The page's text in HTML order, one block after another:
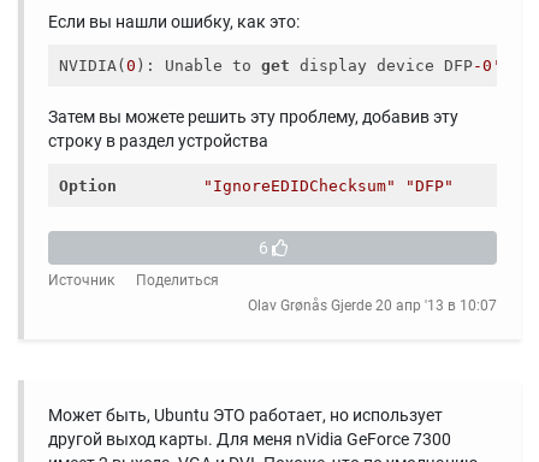
Если вы нашли ошибку, как это:
NVIDIA(0 ): Unable to get display device DFP-0'
Затем вы можете решить эту проблему, добавив эту
строку в раздел устройства
Option "IgnoreEDIDChecksum" "DFP"
6
Источник
Поделиться
Olav Grønås Gjerde 20 апр '13 в 10:07
Может быть, Ubuntu ЭТО работает, но использует
другой выход карты. Для меня nVidia GeForce 7300